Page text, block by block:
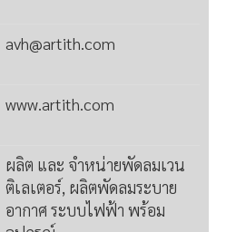
avh@artith.com
www.artith.com
ผลิต และ จำหน่ายพัดลมเวน
ติเลเตอร์, ผลิตพัดลมระบาย
อากาศ ระบบไฟฟ้า พร้อม